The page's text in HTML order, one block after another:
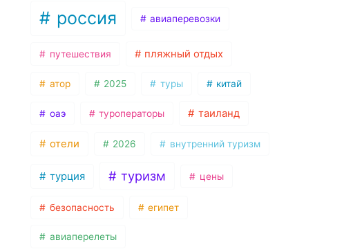
россия авиаперевозки
путешествия пляжный отдых
атор 2025 туры китай
оаэ туроператоры таиланд
отели 2026 внутренний туризм
турция туризм цены
безопасность египет
авиаперелеты